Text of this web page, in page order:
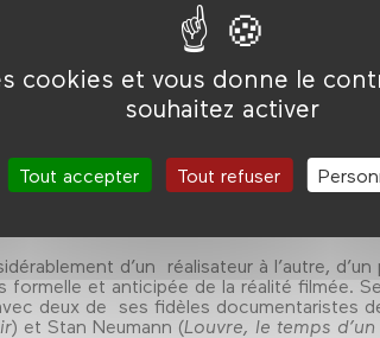
cookies et vous donne le
souhaitez activer
Tout accepter Tout refuser
d’un réalisateur à l’autre, d’un
et anticipée de la réalité filmée.
deux de ses fidèles documentaristes
) et Stan Neumann (Louvre, le temps